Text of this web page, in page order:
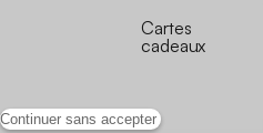
Continuer sans accepter
Cartes
cadeaux